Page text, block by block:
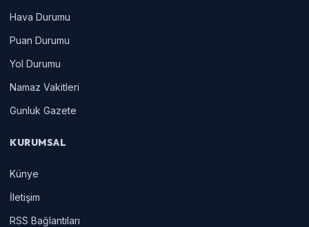
Gündem
Spor
Teknoloji
Puan Durumu
Yol Durumu
Namaz Vakitleri